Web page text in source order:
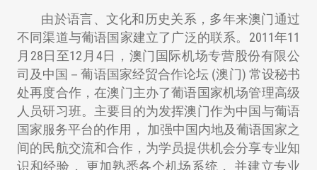
由於语言、文化和历史关系，多年来澳门通过
不同渠道与葡语国家建立了广泛的联系。2011年11
月28日至12月4日，澳门国际机场专营股份有限公
司及中国－葡语国家经贸合作论坛 (澳门) 常设秘书
处再度合作，在澳门主办了葡语国家机场管理高级
人员研习班。主要目的为发挥澳门作为中国与葡语
国家服务平台的作用， 加强中国内地及葡语国家之
间的民航交流和合作，为学员提供机会分享专业知
识和经验， 更加熟悉各个机场系统， 并建立专业